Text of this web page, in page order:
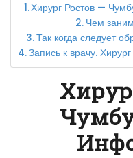
Хирург Ростов —
Чем
Так когда следует
Запись к врачу.